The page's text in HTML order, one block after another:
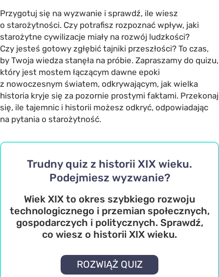
Przygotuj się na wyzwanie i sprawdź, ile wiesz
o starożytności. Czy potrafisz rozpoznać wpływ, jaki
starożytne cywilizacje miały na rozwój ludzkości?
Czy jesteś gotowy zgłębić tajniki przeszłości? To czas,
by Twoja wiedza stanęła na próbie. Zapraszamy do quizu,
który jest mostem łączącym dawne epoki
z nowoczesnym światem, odkrywającym, jak wielka
historia kryje się za pozornie prostymi faktami. Przekonaj
się, ile tajemnic i historii możesz odkryć, odpowiadając
na pytania o starożytność.
Trudny quiz z historii XIX wieku.
Podejmiesz wyzwanie?
Wiek XIX to okres szybkiego rozwoju
technologicznego i przemian społecznych,
gospodarczych i politycznych. Sprawdź,
co wiesz o historii XIX wieku.
ROZWIĄŻ QUIZ